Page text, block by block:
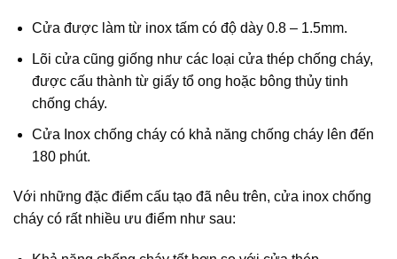
Cửa được làm từ inox tấm có độ dày 0.8 – 1.5mm.
Lõi cửa cũng giống như các loại cửa thép chống cháy,
được cấu thành từ giấy tổ ong hoặc bông thủy tinh
chống cháy.
Cửa Inox chống cháy có khả năng chống cháy lên đến
180 phút.
Với những đặc điểm cấu tạo đã nêu trên, cửa inox chống
cháy có rất nhiều ưu điểm như sau: